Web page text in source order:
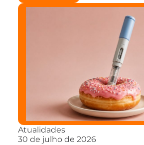
Atualidades
30 de julho de 2026